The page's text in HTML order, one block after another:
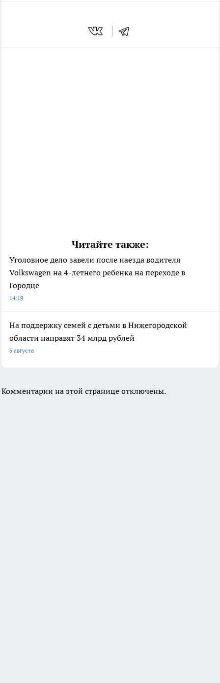
Читайте также:
Уголовное дело завели после наезда водителя
Volkswagen на 4-летнего ребенка на переходе в
Городце
14:19
На поддержку семей с детьми в Нижегородской
области направят 34 млрд рублей
5 августа
Комментарии на этой странице отключены.